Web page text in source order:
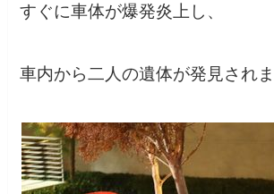
すぐに車体が爆発炎上し、
車内から二人の遺体が発見されま